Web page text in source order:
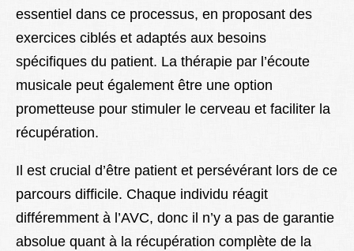
essentiel dans ce processus, en proposant des
exercices ciblés et adaptés aux besoins
spécifiques du patient. La thérapie par l’écoute
musicale peut également être une option
prometteuse pour stimuler le cerveau et faciliter la
récupération.
Il est crucial d’être patient et persévérant lors de ce
parcours difficile. Chaque individu réagit
différemment à l’AVC, donc il n’y a pas de garantie
absolue quant à la récupération complète de la